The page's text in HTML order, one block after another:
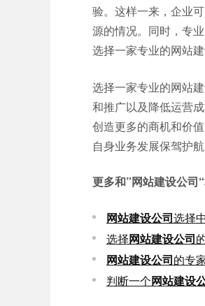
验。这样一来，企业
源的情况。同时，专
选择一家专业的网站
选择一家专业的网站
和推广以及降低运营
创造更多的商机和价
自身业务发展保驾护航
更多和”网站建设公司“
网站建设公司选择
选择网站建设公司
网站建设公司的专
判断一个网站建设